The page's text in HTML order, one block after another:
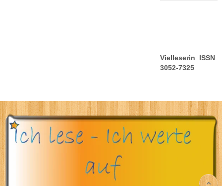
Vielleserin ISSN
3052-7325